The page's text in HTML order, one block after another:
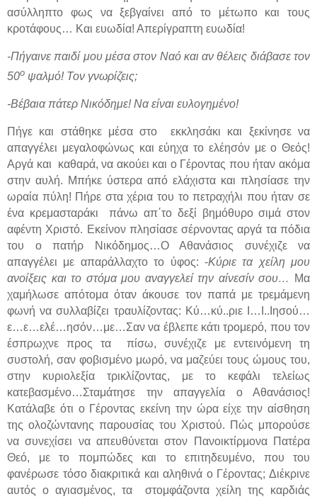
ασύλληπτο φως να ξεβγαίνει από το μέτωπο και τους
κροτάφους… Και ευωδία! Απερίγραπτη ευωδία!
-Πήγαινε παιδί μου μέσα στον Ναό και αν θέλεις διάβασε τον
50ο ψαλμό! Τον γνωρίζεις;
-Βέβαια πάτερ Νικόδημε! Να είναι ευλογημένο!
Πήγε και στάθηκε μέσα στο
εκκλησάκι και ξεκίνησε να
απαγγέλει μεγαλοφώνως και εύηχα το ελέησόν με ο Θεός!
Αργά και
καθαρά, να ακούει και ο Γέροντας που ήταν ακόμα
στην αυλή. Μπήκε ύστερα από ελάχιστα και πλησίασε την
ωραία πύλη! Πήρε στα χέρια του το πετραχήλι που ήταν σε
ένα κρεμασταράκι πάνω απ΄το δεξί βημόθυρο σιμά στον
αφέντη Χριστό. Εκείνον πλησίασε σέρνοντας αργά τα πόδια
του ο πατήρ Νικόδημος…Ο Αθανάσιος συνέχιζε να
απαγγέλει με απαράλλαχτο το ύφος: -Κύριε τα χείλη μου
ανοίξεις και το στόμα μου αναγγελεί την αίνεσίν σου…
Μα
χαμήλωσε απότομα όταν άκουσε τον παπά με τρεμάμενη
φωνή να συλλαβίζει τραυλίζοντας: Κύ…κύ..ριε Ι…Ι..Ιησού…
ε…ε…ελέ…ησόν…με…Σαν να έβλεπε κάτι τρομερό, που τον
έσπρωχνε προς τα
πίσω, συνέχιζε με εντεινόμενη τη
συστολή, σαν φοβισμένο μωρό, να μαζεύει τους ώμους του,
στην κυριολεξία τρικλίζοντας, με το κεφάλι τελείως
κατεβασμένο…Σταμάτησε την απαγγελία ο Αθανάσιος!
Κατάλαβε ότι ο Γέροντας εκείνη την ώρα είχε την αίσθηση
της ολοζώντανης παρουσίας του Χριστού. Πώς μπορούσε
να συνεχίσει να απευθύνεται στον Πανοικτίρμονα Πατέρα
Θεό, με το πομπώδες και το επιτηδευμένο, που του
φανέρωσε τόσο διακριτικά και αληθινά ο Γέροντας; Διέκρινε
αυτός ο αγιασμένος, τα
στομφάζοντα χείλη της καρδιάς